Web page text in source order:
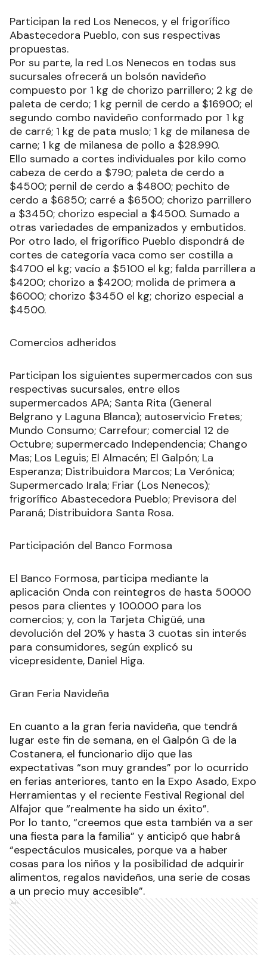
Participan la red Los Nenecos, y el frigorífico
Abastecedora Pueblo, con sus respectivas
propuestas.
Por su parte, la red Los Nenecos en todas sus
sucursales ofrecerá un bolsón navideño
compuesto por 1 kg de chorizo parrillero; 2 kg de
paleta de cerdo; 1 kg pernil de cerdo a $16900; el
segundo combo navideño conformado por 1 kg
de carré; 1 kg de pata muslo; 1 kg de milanesa de
carne; 1 kg de milanesa de pollo a $28.990.
Ello sumado a cortes individuales por kilo como
cabeza de cerdo a $790; paleta de cerdo a
$4500; pernil de cerdo a $4800; pechito de
cerdo a $6850; carré a $6500; chorizo parrillero
a $3450; chorizo especial a $4500. Sumado a
otras variedades de empanizados y embutidos.
Por otro lado, el frigorífico Pueblo dispondrá de
cortes de categoría vaca como ser costilla a
$4700 el kg; vacío a $5100 el kg; falda parrillera a
$4200; chorizo a $4200; molida de primera a
$6000; chorizo $3450 el kg; chorizo especial a
$4500.
Comercios adheridos
Participan los siguientes supermercados con sus
respectivas sucursales, entre ellos
supermercados APA; Santa Rita (General
Belgrano y Laguna Blanca); autoservicio Fretes;
Mundo Consumo; Carrefour; comercial 12 de
Octubre; supermercado Independencia; Chango
Mas; Los Leguis; El Almacén; El Galpón; La
Esperanza; Distribuidora Marcos; La Verónica;
Supermercado Irala; Friar (Los Nenecos);
frigorífico Abastecedora Pueblo; Previsora del
Paraná; Distribuidora Santa Rosa.
Participación del Banco Formosa
El Banco Formosa, participa mediante la
aplicación Onda con reintegros de hasta 50000
pesos para clientes y 100.000 para los
comercios; y, con la Tarjeta Chigüé, una
devolución del 20% y hasta 3 cuotas sin interés
para consumidores, según explicó su
vicepresidente, Daniel Higa.
Gran Feria Navideña
En cuanto a la gran feria navideña, que tendrá
lugar este fin de semana, en el Galpón G de la
Costanera, el funcionario dijo que las
expectativas “son muy grandes” por lo ocurrido
en ferias anteriores, tanto en la Expo Asado, Expo
Herramientas y el reciente Festival Regional del
Alfajor que “realmente ha sido un éxito”.
Por lo tanto, “creemos que esta también va a ser
una fiesta para la familia” y anticipó que habrá
“espectáculos musicales, porque va a haber
cosas para los niños y la posibilidad de adquirir
alimentos, regalos navideños, una serie de cosas
a un precio muy accesible”.
Ads